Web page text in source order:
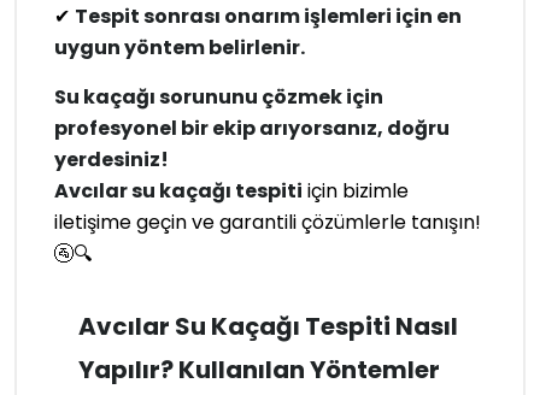
✔ Tespit sonrası onarım işlemleri için en
uygun yöntem belirlenir.
Su kaçağı sorununu çözmek için
profesyonel bir ekip arıyorsanız, doğru
yerdesiniz!
Avcılar su kaçağı tespiti için bizimle
iletişime geçin ve garantili çözümlerle tanışın!
🚰🔍
Avcılar Su Kaçağı Tespiti Nasıl
Yapılır? Kullanılan Yöntemler